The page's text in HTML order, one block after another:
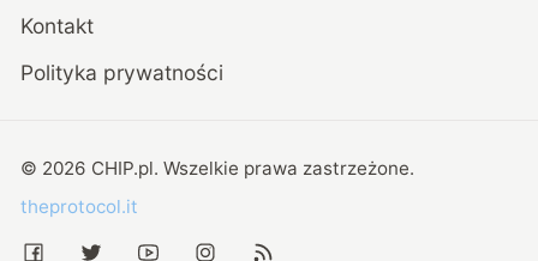
Kontakt
Polityka prywatności
© 2026 CHIP.pl. Wszelkie prawa zastrzeżone.
theprotocol.it